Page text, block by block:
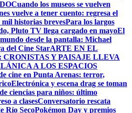
Cuando los museos se vuelven
vuelve a tener cuento: regresa el
mil historias brevesPara los largos
Pluto TV llega cargado en mayoEl
desde la pantalla: Michael
del Cine StarARTE EN EL
Y PAISAJE LLEVA
A LOS ESPACIOS
cine en Punta Arenas: terror,
Electrónica y escena drag se toman
ciencias para niños: último
a clasesConversatorio rescata
Río SecoPokémon Day y premios